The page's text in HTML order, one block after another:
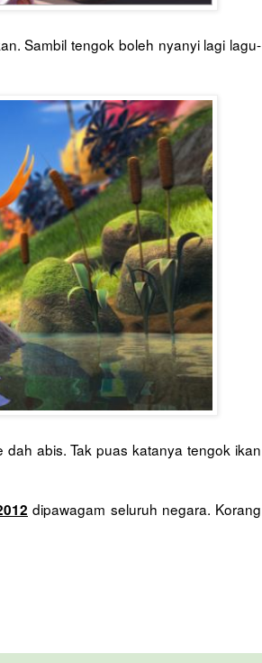
Sambil tengok boleh nyanyi lagi lagu-
dah abis. Tak puas katanya tengok ikan
dipawagam seluruh negara. Korang